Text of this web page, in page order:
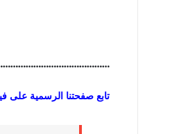
تابع صفحتنا الرسمية